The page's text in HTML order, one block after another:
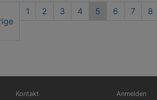
Seite
1 Seite
2 Seite
3 Seite
4
Aktuelle
5 Seite
6 Seite
7 8
Fußbereichsmenü
Kontakt
Anmelden